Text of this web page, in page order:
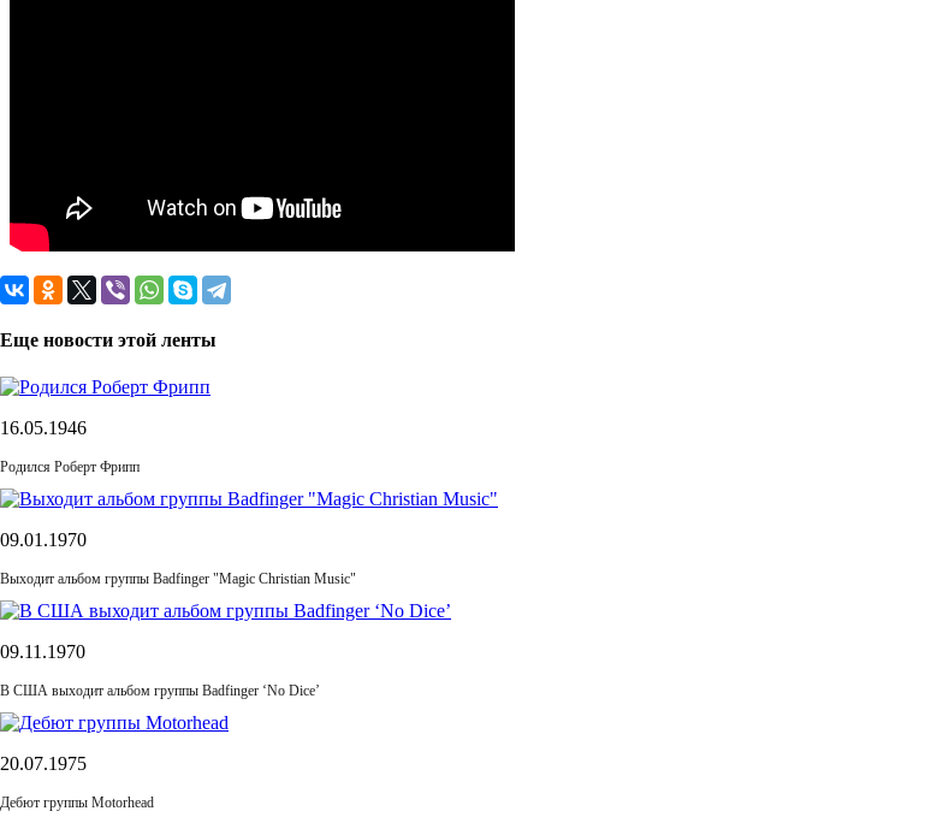
Еще новости этой ленты
16.05.1946
Родился Роберт Фрипп
09.01.1970
Выходит альбом группы Badfinger "Magic Christian Music"
09.11.1970
В США выходит альбом группы Badfinger ‘No Dice’
20.07.1975
Дебют группы Motorhead